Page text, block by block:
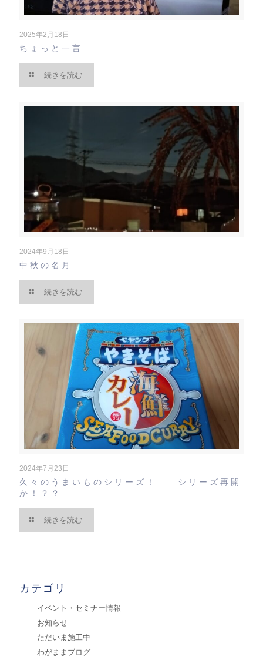
2025年2月18日
ちょっと一言
続きを読む
2024年9月18日
中秋の名月
続きを読む
2024年7月23日
久々のうまいものシリーズ！ シリーズ再開
か！？？
続きを読む
カテゴリ
イベント・セミナー情報
お知らせ
ただいま施工中
わがままブログ